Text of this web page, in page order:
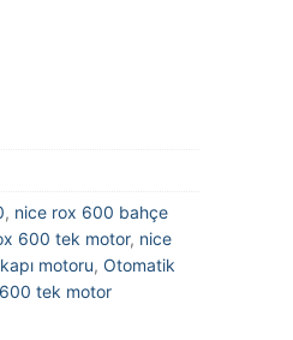
, nice rox 600 bahçe
600 tek motor, nice
motoru, Otomatik
tek motor